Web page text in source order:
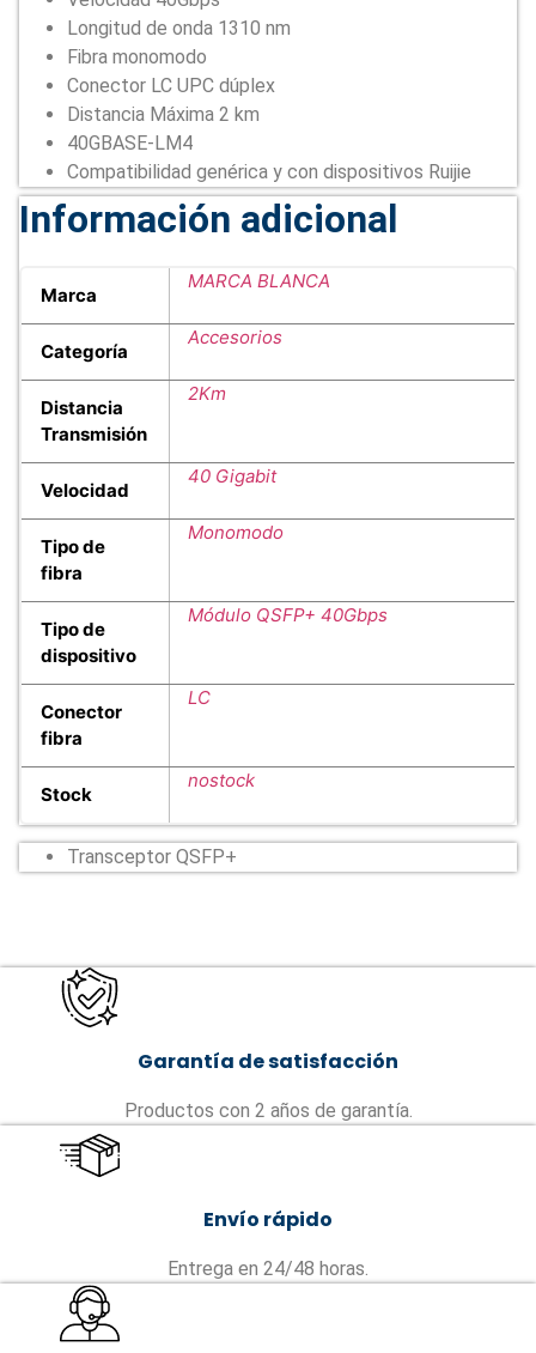
Longitud de onda 1310 nm
Fibra monomodo
Conector LC UPC dúplex
Distancia Máxima 2 km
40GBASE-LM4
Compatibilidad genérica y con dispositivos Ruijie
Información adicional
Marca
MARCA BLANCA
Categoría
Accesorios
Distancia
Transmisión
2Km
Velocidad
40 Gigabit
Tipo de
fibra
Monomodo
Tipo de
dispositivo
Módulo QSFP+ 40Gbps
Conector
fibra
LC
Stock
nostock
Transceptor QSFP+
Garantía de satisfacción
Productos con 2 años de garantía.
Envío rápido
Entrega en 24/48 horas.